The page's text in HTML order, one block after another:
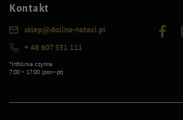
Kontakt
sklep@dolina-noteci.pl
+ 48 607 551 111
*Infolinia czynna
7:00 – 17:00 (pon–pt)